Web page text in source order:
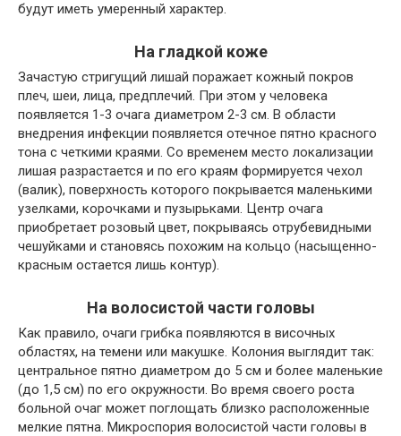
будут иметь умеренный характер.
На гладкой коже
Зачастую стригущий лишай поражает кожный покров
плеч, шеи, лица, предплечий. При этом у человека
появляется 1-3 очага диаметром 2-3 см. В области
внедрения инфекции появляется отечное пятно красного
тона с четкими краями. Со временем место локализации
лишая разрастается и по его краям формируется чехол
(валик), поверхность которого покрывается маленькими
узелками, корочками и пузырьками. Центр очага
приобретает розовый цвет, покрываясь отрубевидными
чешуйками и становясь похожим на кольцо (насыщенно-
красным остается лишь контур).
На волосистой части головы
Как правило, очаги грибка появляются в височных
областях, на темени или макушке. Колония выглядит так:
центральное пятно диаметром до 5 см и более маленькие
(до 1,5 см) по его окружности. Во время своего роста
больной очаг может поглощать близко расположенные
мелкие пятна. Микроспория волосистой части головы в